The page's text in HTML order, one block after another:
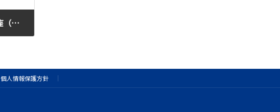
＜4月 AutoCADユーザ試験対策講座（ZOOM対応）のご案内＞
個人情報保護方針